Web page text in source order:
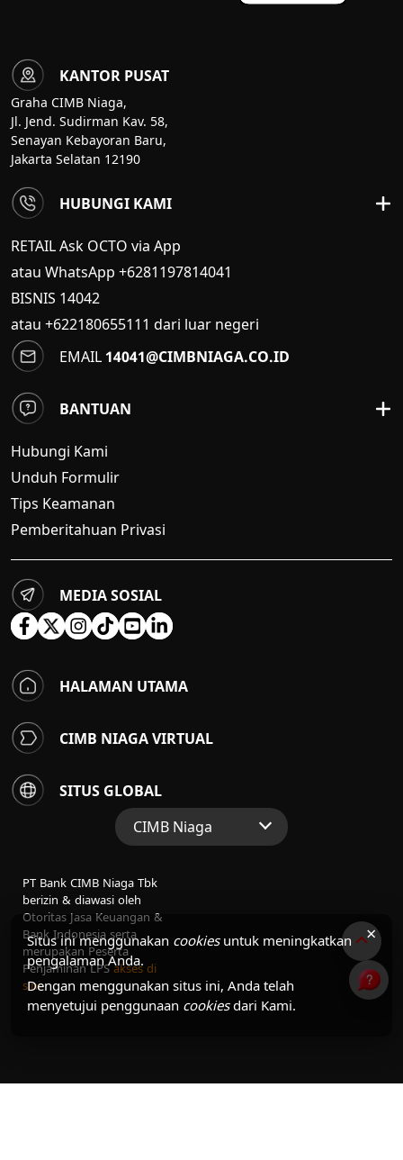
×
Situs ini menggunakan cookiesuntuk meningkatkan
pengalaman Anda.
Dengan menggunakan situs ini, Anda telah
menyetujui penggunaan cookiesdari Kami.
KANTOR PUSAT
Graha CIMB Niaga,
Jl. Jend. Sudirman Kav. 58,
Senayan Kebayoran Baru,
Jakarta Selatan 12190
HUBUNGI KAMI
RETAIL Ask OCTO via App
atau WhatsApp +6281197814041
BISNIS 14042
atau +622180655111 dari luar negeri
EMAIL 14041@CIMBNIAGA.CO.ID
BANTUAN
Hubungi Kami
Unduh Formulir
Tips Keamanan
Pemberitahuan Privasi
MEDIA SOSIAL
HALAMAN UTAMA
CIMB NIAGA VIRTUAL
SITUS GLOBAL
CIMB Niaga
Perbankan Konsumen
Perbankan Syariah
PT Bank CIMB Niaga Tbk
berizin & diawasi oleh
Otoritas Jasa Keuangan &
Bank Indonesia serta
merupakan Peserta
Penjaminan LPSakses di
sini